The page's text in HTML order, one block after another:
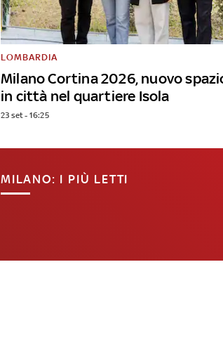
Milano Cortina 2026, nuovo
in città nel quartiere Isola
LOMBARDIA
23 set - 16:25
MILANO: I PIÙ LETTI